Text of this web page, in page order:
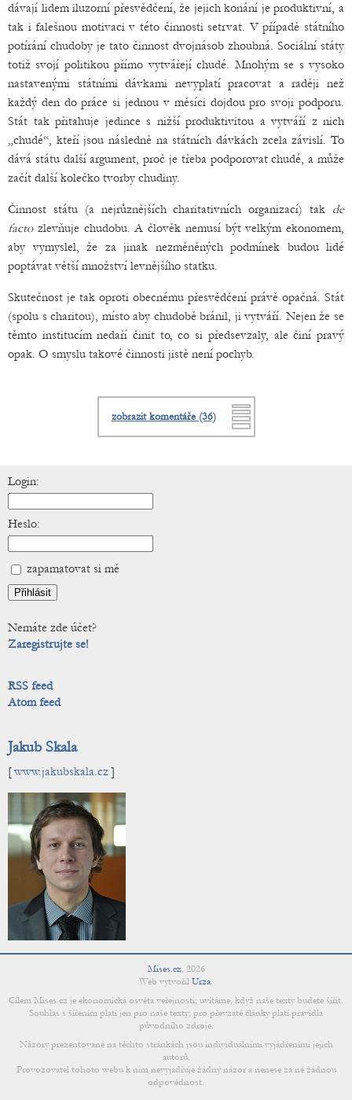
dávají lidem iluzorní přesvědčení, že jejich konání je produktivní, a
tak i falešnou motivaci v této činnosti setrvat. V případě státního
potírání chudoby je tato činnost dvojnásob zhoubná. Sociální státy
totiž svojí politikou přímo vytvářejí chudé. Mnohým se s vysoko
nastavenými státními dávkami nevyplatí pracovat a raději než
každý den do práce si jednou v měsíci dojdou pro svoji podporu.
Stát tak přitahuje jedince s nižší produktivitou a vytváří z nich
„chudé“, kteří jsou následně na státních dávkách zcela závislí. To
dává státu další argument, proč je třeba podporovat chudé, a může
začít další kolečko tvorby chudiny.
Činnost státu (a nejrůznějších charitativních organizací) tak de
factozlevňuje chudobu. A člověk nemusí být velkým ekonomem,
aby vymyslel, že za jinak nezměněných podmínek budou lidé
poptávat větší množství levnějšího statku.
Skutečnost je tak oproti obecnému přesvědčení právě opačná. Stát
(spolu s charitou), místo aby chudobě bránil, ji vytváří. Nejen že se
těmto institucím nedaří činit to, co si předsevzaly, ale činí pravý
opak. O smyslu takové činnosti jistě není pochyb.
zobrazit komentáře (36)
Login:
Heslo:
zapamatovat si mě
Nemáte zde účet?
Zaregistrujte se!
RSS feed
Atom feed
Jakub Skala
[www.jakubskala.cz]
Mises.cz, 2026
Web vytvořil Urza.
Cílem Mises.cz je ekonomická osvěta veřejnosti; uvítáme, když naše texty budete šířit.
Souhlas s šířením platí jen pro naše texty; pro převzaté články platí pravidla
původního zdroje.
Názory prezentované na těchto stránkách jsou individuálními vyjádřeními jejich
autorů.
Provozovatel tohoto webu k nim nevyjadřuje žádný názor a nenese za ně žádnou
odpovědnost.